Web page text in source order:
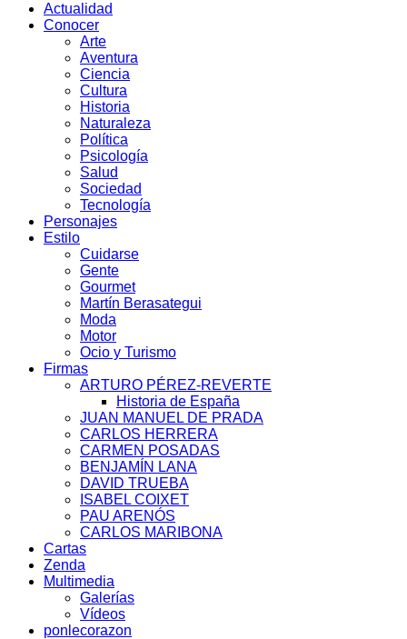
Actualidad
Conocer
Arte
Aventura
Ciencia
Cultura
Historia
Naturaleza
Política
Psicología
Salud
Sociedad
Tecnología
Personajes
Estilo
Cuidarse
Gente
Gourmet
Martín Berasategui
Moda
Motor
Ocio y Turismo
Firmas
ARTURO PÉREZ-REVERTE
Historia de España
JUAN MANUEL DE PRADA
CARLOS HERRERA
CARMEN POSADAS
BENJAMÍN LANA
DAVID TRUEBA
ISABEL COIXET
PAU ARENÓS
CARLOS MARIBONA
Cartas
Zenda
Multimedia
Galerías
Vídeos
ponlecorazon